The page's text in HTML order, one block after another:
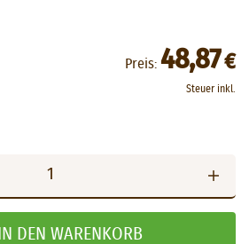
Preis: 48,87€
Steuer inkl.
IN DEN WARENKORB